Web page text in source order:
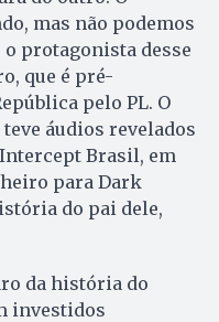
mas não podemos
o protagonista desse
que é pré-
pelo PL. O
áudios revelados
Brasil, em
para Dark
do pai dele,
da história do
investidos